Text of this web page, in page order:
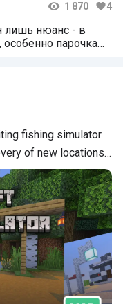
1 870 4
лишь нюанс - в
парочка
и
fishing simulator
of new locations…